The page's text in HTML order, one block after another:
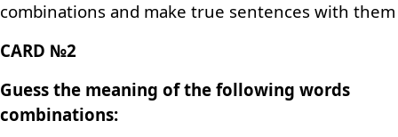
combinations and make true sentences with them
СARD №2
Guess the meaning of the following words
combinations: